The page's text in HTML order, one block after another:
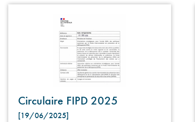
Circulaire FIPD 2025
[19/06/2025]